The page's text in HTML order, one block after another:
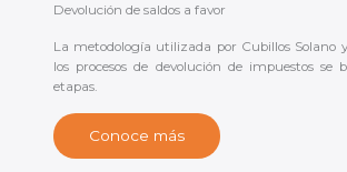
Devolución de saldos a favor
La metodología utilizada por Cubillos Solano
los procesos de devolución de impuestos se
etapas.
Conoce más